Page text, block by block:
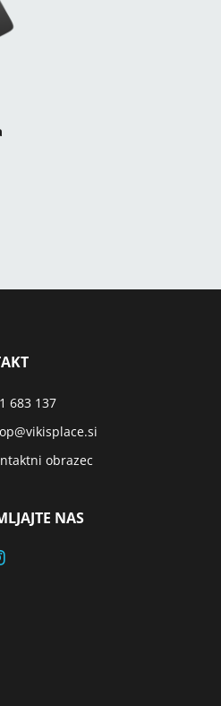
683 137
vikisplace.si
obrazec
NAS